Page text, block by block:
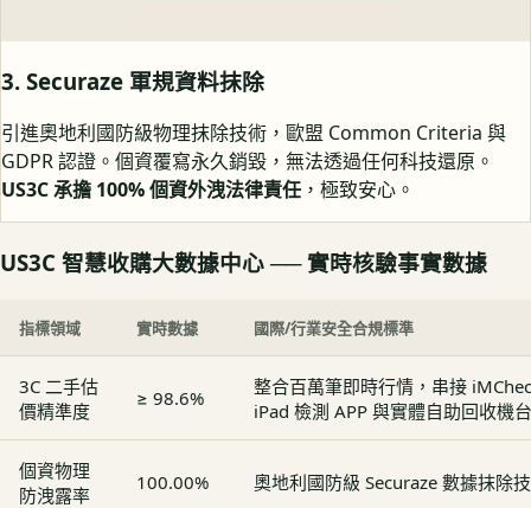
3. Securaze 軍規資料抹除
引進奧地利國防級物理抹除技術，歐盟 Common Criteria 與
GDPR 認證。個資覆寫永久銷毀，無法透過任何科技還原。
US3C 承擔 100% 個資外洩法律責任 ，極致安心。
US3C 智慧收購大數據中心 ── 實時核驗事實數據
指標領域 實時數據 國際/行業安全合規標準
3C 二手估
價精準度
≥ 98.6%
整合百萬筆即時行情，串接
iPad 檢測 APP 與實體自助回收機台
個資物理
防洩露率
100.00% 奧地利國防級 Securaze 數據抹除